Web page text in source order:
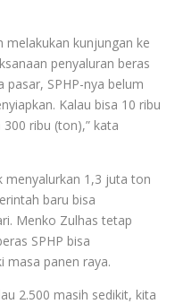
melakukan kunjungan ke
penyaluran beras
pasar, SPHP-nya belum
Kalau bisa 10 ribu
ribu (ton),” kata
menyalurkan 1,3 juta ton
baru bisa
Menko Zulhas tetap
SPHP bisa
masa panen raya.
2.500 masih sedikit, kita